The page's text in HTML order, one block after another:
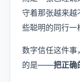
守着那张越来
些聪明的同行一
数字信任这件事
的是——把正确